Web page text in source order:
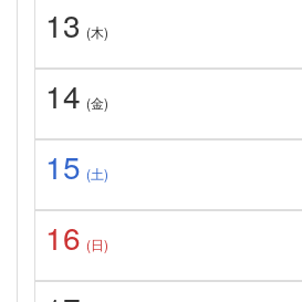
13 (木)
14 (金)
15 (土)
16 (日)